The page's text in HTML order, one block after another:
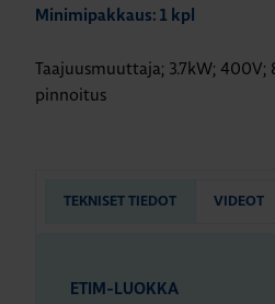
Minimipakkaus: 1 kpl
Taajuusmuuttaja; 3.7kW; 400V;
pinnoitus
TEKNISET TIEDOT VIDEOT
ETIM-LUOKKA